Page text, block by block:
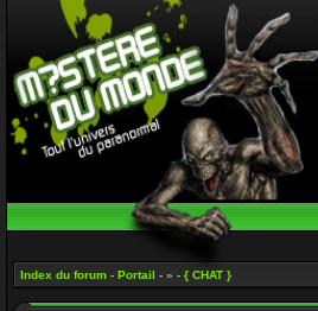
Index du forum - Portail - » - { CHAT }